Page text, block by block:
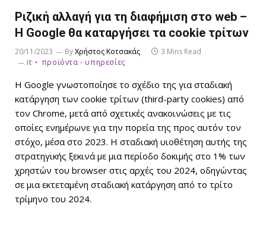
Ριζική αλλαγή για τη διαφήμιση στο web –
Η Google θα καταργήσει τα cookie τρίτων
20/11/2023 ByΧρήστος Κοτσακάς
3 Mins Read
it
προϊόντα - υπηρεσίες
Η Google γνωστοποίησε το σχέδιο της για σταδιακή
κατάργηση των cookie τρίτων (third-party cookies) από
τον Chrome, μετά από σχετικές ανακοινώσεις με τις
οποίες ενημέρωνε για την πορεία της προς αυτόν τον
στόχο, μέσα στο 2023. Η σταδιακή υιοθέτηση αυτής της
στρατηγικής ξεκινά με μια περίοδο δοκιμής στο 1% των
χρηστών του browser στις αρχές του 2024, οδηγώντας
σε μια εκτεταμένη σταδιακή κατάργηση από το τρίτο
τρίμηνο του 2024.